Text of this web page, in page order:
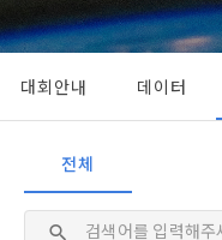
[데이콘
스를 사용하는 동안 계
의 조항을 포함한다.
여 컴퓨터 등 정보 통신
또는 "회사"가 운영하는
는 ‘회사’)는 서비스 기
정보보호 등에 관한 법
등 국내의 개인정보 보
데이콘이 어떤 정보를
며, 필요에 따라 누구와
적을 달성한 정보를 언
서신우편, 문자(SMS 또
이용자에게 제공합니다.
동의를 거부 하시더라
에 제한이 되지 않습니다.
단, 할인, 이벤트 및 이용
대회안내 데이터
전체